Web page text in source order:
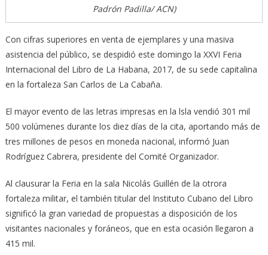
Padrón Padilla/ ACN)
Con cifras superiores en venta de ejemplares y una masiva
asistencia del público, se despidió este domingo la XXVI Feria
Internacional del Libro de La Habana, 2017, de su sede capitalina
en la fortaleza San Carlos de La Cabaña.
El mayor evento de las letras impresas en la lsla vendió 301 mil
500 volúmenes durante los diez días de la cita, aportando más de
tres millones de pesos en moneda nacional, informó Juan
Rodríguez Cabrera, presidente del Comité Organizador.
Al clausurar la Feria en la sala Nicolás Guillén de la otrora
fortaleza militar, el también titular del Instituto Cubano del Libro
significó la gran variedad de propuestas a disposición de los
visitantes nacionales y foráneos, que en esta ocasión llegaron a
415 mil.